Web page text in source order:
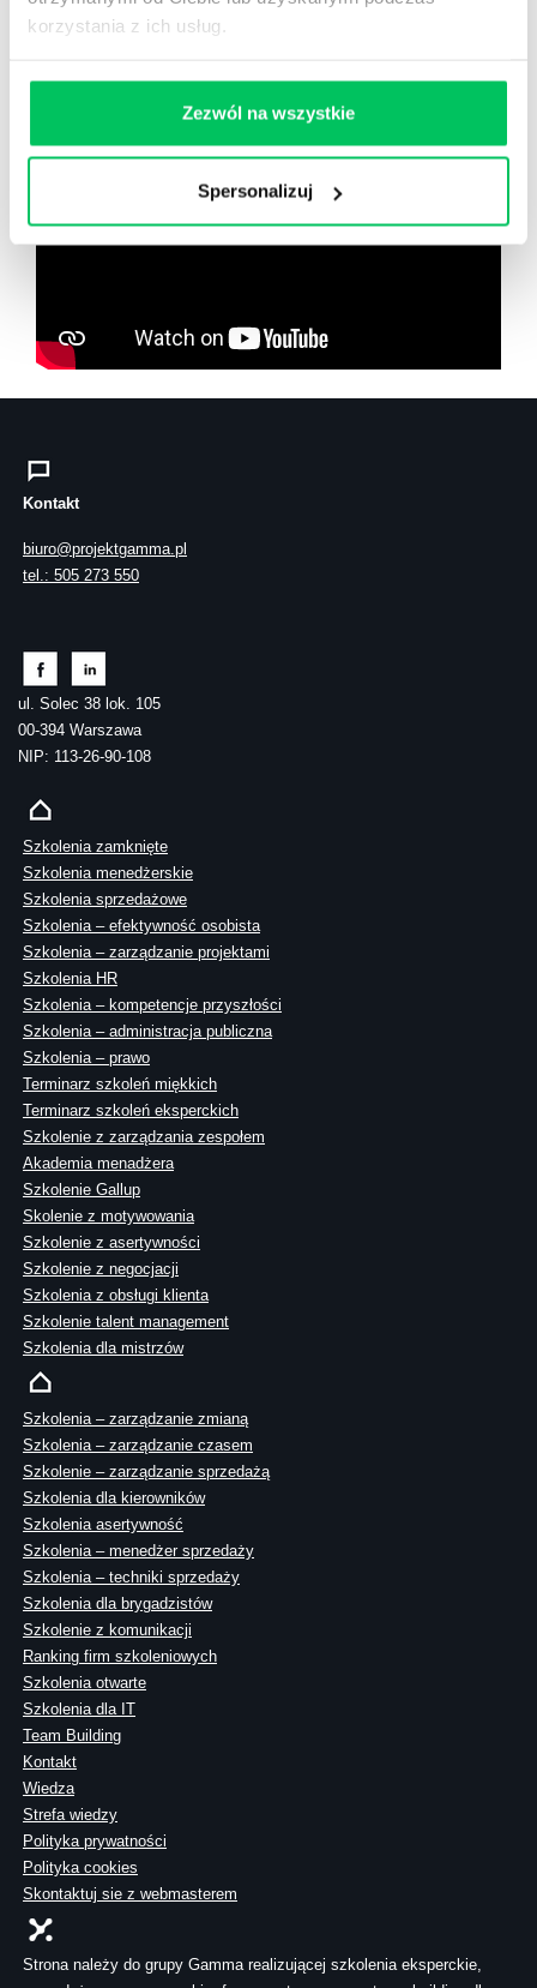
korzystania z ich usług.
Zezwól na wszystkie
Spersonalizuj
wikiGamma+
Kontakt
biuro@projektgamma.pl
tel.: 505 273 550
ul. Solec 38 lok. 105
00-394 Warszawa
NIP: 113-26-90-108
Szkolenia zamknięte
Szkolenia menedżerskie
Szkolenia sprzedażowe
Szkolenia – efektywność osobista
Szkolenia – zarządzanie projektami
Szkolenia HR
Szkolenia – kompetencje przyszłości
Szkolenia – administracja publiczna
Szkolenia – prawo
Terminarz szkoleń miękkich
Terminarz szkoleń eksperckich
Szkolenie z zarządzania zespołem
Akademia menadżera
Szkolenie Gallup
Skolenie z motywowania
Szkolenie z asertywności
Szkolenie z negocjacji
Szkolenia z obsługi klienta
Szkolenie talent management
Szkolenia dla mistrzów
Szkolenia – zarządzanie zmianą
Szkolenia – zarządzanie czasem
Szkolenie – zarządzanie sprzedażą
Szkolenia dla kierowników
Szkolenia asertywność
Szkolenia – menedżer sprzedaży
Szkolenia – techniki sprzedaży
Szkolenia dla brygadzistów
Szkolenie z komunikacji
Ranking firm szkoleniowych
Szkolenia otwarte
Szkolenia dla IT
Team Building
Kontakt
Wiedza
Strefa wiedzy
Polityka prywatności
Polityka cookies
Skontaktuj sie z webmasterem
Strona należy do grupy Gamma realizującej szkolenia eksperckie,